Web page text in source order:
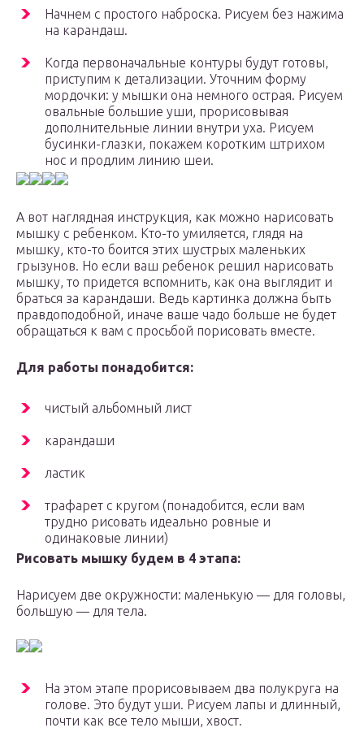
Начнем с простого наброска. Рисуем без нажима
на карандаш.
Когда первоначальные контуры будут готовы,
приступим к детализации. Уточним форму
мордочки: у мышки она немного острая. Рисуем
овальные большие уши, прорисовывая
дополнительные линии внутри уха. Рисуем
бусинки-глазки, покажем коротким штрихом
нос и продлим линию шеи.
А вот наглядная инструкция, как можно нарисовать
мышку с ребенком. Кто-то умиляется, глядя на
мышку, кто-то боится этих шустрых маленьких
грызунов. Но если ваш ребенок решил нарисовать
мышку, то придется вспомнить, как она выглядит и
браться за карандаши. Ведь картинка должна быть
правдоподобной, иначе ваше чадо больше не будет
обращаться к вам с просьбой порисовать вместе.
Для работы понадобится:
чистый альбомный лист
карандаши
ластик
трафарет с кругом (понадобится, если вам
трудно рисовать идеально ровные и
одинаковые линии)
Рисовать мышку будем в 4 этапа:
Нарисуем две окружности: маленькую — для головы,
большую — для тела.
На этом этапе прорисовываем два полукруга на
голове. Это будут уши. Рисуем лапы и длинный,
почти как все тело мыши, хвост.